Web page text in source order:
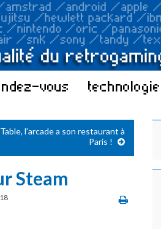
vous technologie
l’arcade a son restaurant à
Paris !
Steam